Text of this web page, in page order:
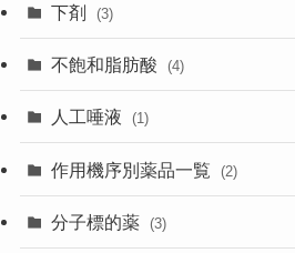
下剤 (3)
不飽和脂肪酸 (4)
人工唾液 (1)
作用機序別薬品一覧 (2)
分子標的薬 (3)